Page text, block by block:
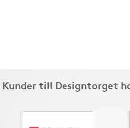
Kunder till Designtorget